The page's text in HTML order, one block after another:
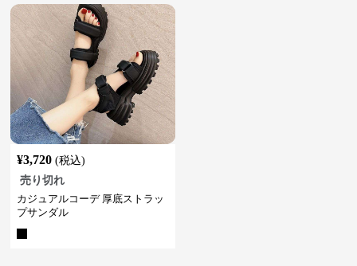
¥3,720 (税込)
売り切れ
カジュアルコーデ 厚底ストラッ
プサンダル